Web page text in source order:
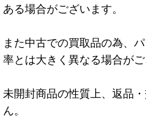
ある場合がございます。
また中古での買取品の為、
率とは大きく異なる場合がご
未開封商品の性質上、返品
ん。